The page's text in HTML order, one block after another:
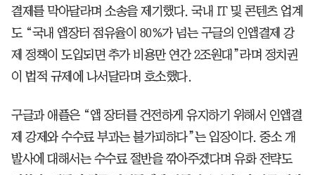
결제를 막아달라며 소송을 제기했다. 국내 IT 및 콘텐츠 업계
도 “국내 앱장터 점유율이 80%가 넘는 구글의 인앱결제 강
제 정책이 도입되면 추가 비용만 연간 2조원대”라며 정치권
이 법적 규제에 나서달라며 호소했다.
구글과 애플은 “앱 장터를 건전하게 유지하기 위해서 인앱결
제 강제와 수수료 부과는 불가피하다”는 입장이다. 중소 개
발사에 대해서는 수수료 절반을 깎아주겠다며 유화 전략도